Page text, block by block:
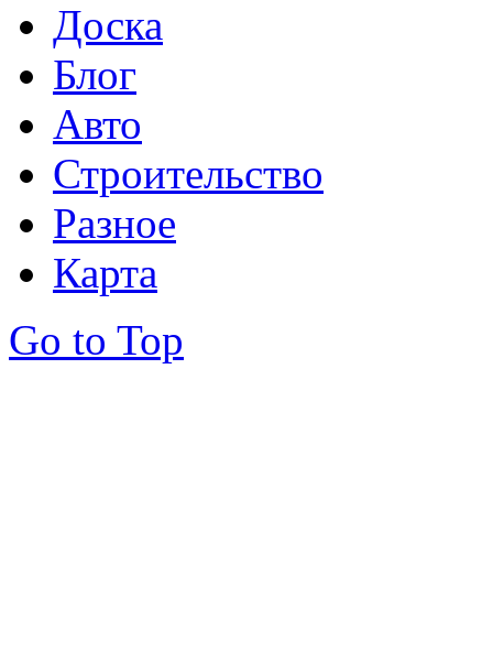
Доска
Блог
Авто
Строительство
Разное
Карта
Go to Top